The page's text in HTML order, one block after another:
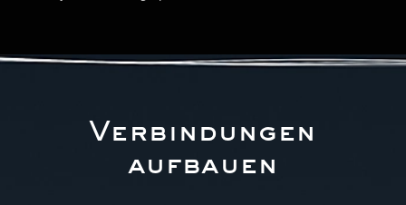
Verbindungen
aufbauen